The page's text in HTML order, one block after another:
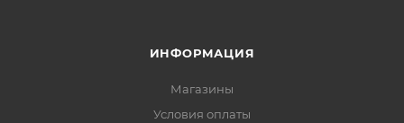
ИНФОРМАЦИЯ
Магазины
Условия оплаты